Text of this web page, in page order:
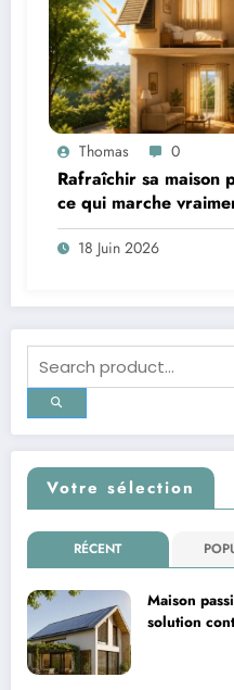
Thomas 0
Rafraîchir sa maison
ce qui marche
18 Juin 2026
Votre sélection
RÉCENT
Maison
solution